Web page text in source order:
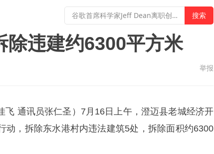
除违建约6300平方米
举报
飞 通讯员张仁圣）7月16日上午，澄迈县老城经济开
动，拆除东水港村内违法建筑5处，拆除面积约6300